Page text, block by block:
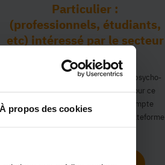
À propos des cookies
Particulier :
(professionnels, étudiants,
etc) intéressé par le secteur
PMS
Vous travaillez déjà dans le secteur psycho-
médico-social ou avez un intérêt pour ce
secteur et souhaitez obtenir un compte
personnel pour interagir sur notre plateforme